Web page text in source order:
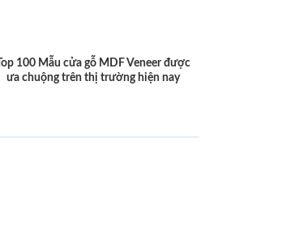
Top 100 Mẫu cửa gỗ MDF Veneer được
ưa chuộng trên thị trường hiện nay